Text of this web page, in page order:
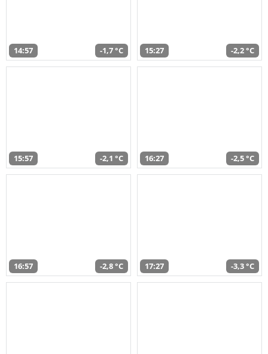
14:57 -1,7 °C 15:27 -2,2 °C
15:57 -2,1 °C 16:27 -2,5 °C
16:57 -2,8 °C 17:27 -3,3 °C